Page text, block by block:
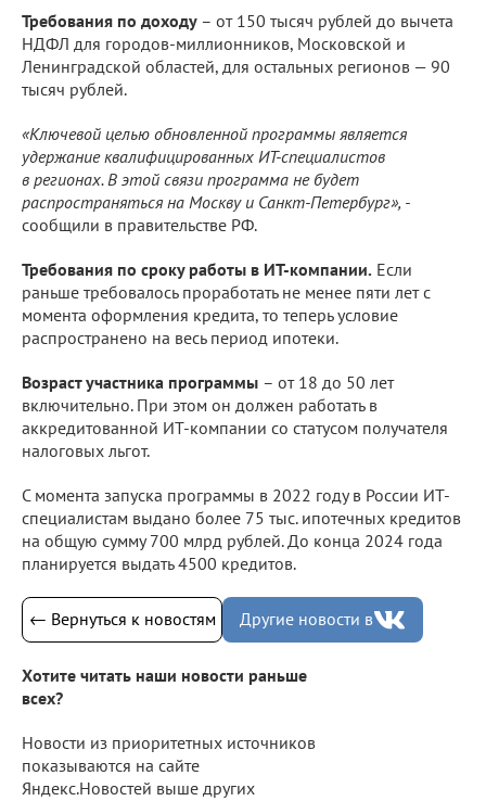
Требования по доходу – от 150 тысяч рублей до вычета
НДФЛ для городов-миллионников, Московской и
Ленинградской областей, для остальных регионов — 90
тысяч рублей.
«Ключевой целью обновленной программы является
удержание квалифицированных ИТ-специалистов
в регионах. В этой связи программа не будет
распространяться на Москву и Санкт-Петербург», -
сообщили в правительстве РФ.
Требования по сроку работы в ИТ-компании. Если
раньше требовалось проработать не менее пяти лет с
момента оформления кредита, то теперь условие
распространено на весь период ипотеки.
Возраст участника программы – от 18 до 50 лет
включительно. При этом он должен работать в
аккредитованной ИТ-компании со статусом получателя
налоговых льгот.
С момента запуска программы в 2022 году в России ИТ-
специалистам выдано более 75 тыс. ипотечных кредитов
на общую сумму 700 млрд рублей. До конца 2024 года
планируется выдать 4500 кредитов.
← Вернуться к новостям Другие новости в
Хотите читать наши новости раньше
всех?
Новости из приоритетных источников
показываются на сайте
Яндекс.Новостей выше других